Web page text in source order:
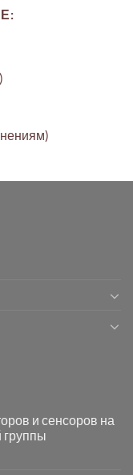
и сенсоров на
группы